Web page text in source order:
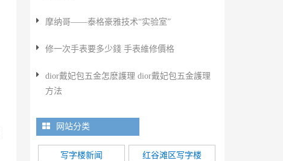
摩纳哥——泰格豪雅技术“实验室”
​修一次手表要多少錢 手表維修價格
​dior戴妃包五金怎麽護理 dior戴妃包五金護理
方法
网站分类
写字楼新闻 红谷滩区写字楼